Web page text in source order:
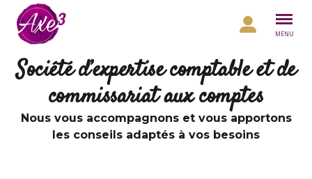
Aller au contenu
MENU
Société d’expertise comptable et de
commissariat aux comptes
Nous vous accompagnons et vous apportons
les conseils adaptés à vos besoins